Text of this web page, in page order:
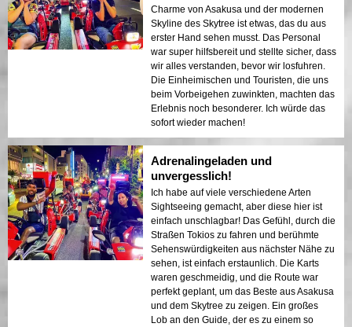
Charme von Asakusa und der modernen
Skyline des Skytree ist etwas, das du aus
erster Hand sehen musst. Das Personal
war super hilfsbereit und stellte sicher, dass
wir alles verstanden, bevor wir losfuhren.
Die Einheimischen und Touristen, die uns
beim Vorbeigehen zuwinkten, machten das
Erlebnis noch besonderer. Ich würde das
sofort wieder machen!
Adrenalingeladen und
unvergesslich!
Ich habe auf viele verschiedene Arten
Sightseeing gemacht, aber diese hier ist
einfach unschlagbar! Das Gefühl, durch die
Straßen Tokios zu fahren und berühmte
Sehenswürdigkeiten aus nächster Nähe zu
sehen, ist einfach erstaunlich. Die Karts
waren geschmeidig, und die Route war
perfekt geplant, um das Beste aus Asakusa
und dem Skytree zu zeigen. Ein großes
Lob an den Guide, der es zu einem so